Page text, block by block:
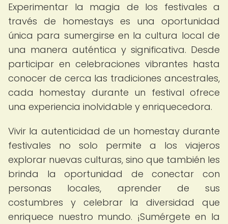
Experimentar la magia de los festivales a
través de homestays es una oportunidad
única para sumergirse en la cultura local de
una manera auténtica y significativa. Desde
participar en celebraciones vibrantes hasta
conocer de cerca las tradiciones ancestrales,
cada homestay durante un festival ofrece
una experiencia inolvidable y enriquecedora.
Vivir la autenticidad de un homestay durante
festivales no solo permite a los viajeros
explorar nuevas culturas, sino que también les
brinda la oportunidad de conectar con
personas locales, aprender de sus
costumbres y celebrar la diversidad que
enriquece nuestro mundo. ¡Sumérgete en la